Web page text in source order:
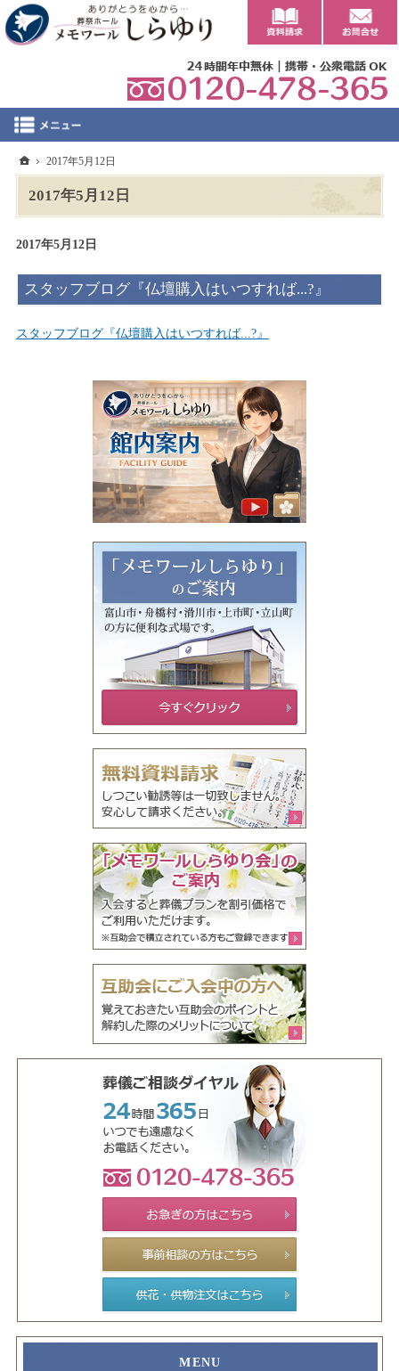
2017年5月12日
2017年5月12日
スタッフブログ『仏壇購入はいつすれば...?』
スタッフブログ『仏壇購入はいつすれば...?』
ホーム
2017年5月12日